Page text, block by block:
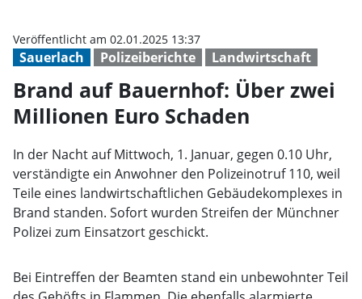
Sauerlach Polizeiberichte Landwirtschaft
Veröffentlicht am 02.01.2025 13:37
Brand auf Bauernhof: Über zwei
Millionen Euro Schaden
In der Nacht auf Mittwoch, 1. Januar, gegen 0.10 Uhr,
verständigte ein Anwohner den Polizeinotruf 110, weil
Teile eines landwirtschaftlichen Gebäudekomplexes in
Brand standen. Sofort wurden Streifen der Münchner
Polizei zum Einsatzort geschickt.
Bei Eintreffen der Beamten stand ein unbewohnter Teil